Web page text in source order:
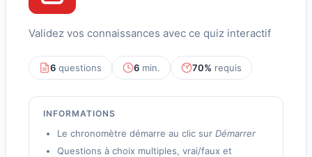
Validez vos connaissances avec ce quiz interactif
6 questions 6 min. 70% requis
INFORMATIONS
Le chronomètre démarre au clic sur Démarrer
Questions à choix multiples, vrai/faux et